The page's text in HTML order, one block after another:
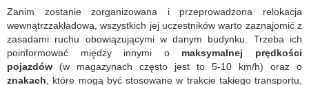
Zanim zostanie zorganizowana i przeprowadzona relokacja
wewnątrzzakładowa, wszystkich jej uczestników warto zaznajomić z
zasadami ruchu obowiązującymi w danym budynku. Trzeba ich
poinformować między innymi o maksymalnej prędkości
pojazdów (w magazynach często jest to 5-10 km/h) oraz o
znakach, które mogą być stosowane w trakcie takiego transportu,